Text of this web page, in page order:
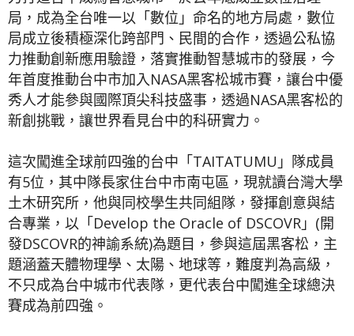
局，成為全台唯一以「數位」命名的地方局處，數位
局成立後積極深化跨部門、民間的合作，透過公私協
力推動創新應用驗證，落實推動智慧城市的發展，今
年首度推動台中市加入NASA黑客松城市賽，讓台中優
秀人才能參與國際頂尖科技盛事，透過NASA黑客松的
新創挑戰，讓世界看見台中的科研實力。
這次闖進全球前四強的台中「TAITATUMU」隊成員
有5位，其中隊長家住台中市南屯區，現就讀台灣大學
土木研究所，他與同校學生共同組隊，發揮創意與結
合專業，以「Develop the Oracle of DSCOVR」(開
發DSCOVR的神諭系統)為題目，參與這屆黑客松，主
題涵蓋天體物理學、太陽、地球等，難度判為高級，
不只成為台中城市代表隊，更代表台中闖進全球總決
賽成為前四強。